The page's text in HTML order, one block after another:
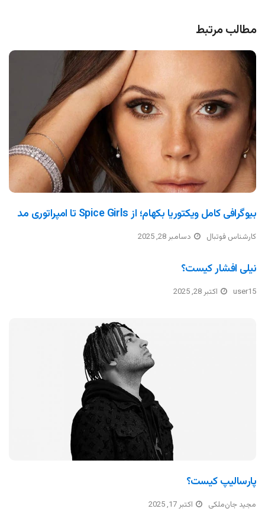
مطالب مرتبط
بیوگرافی کامل ویکتوریا بکهام؛ از Spice Girls تا امپراتوری مد
کارشناس فوتبال دسامبر 28, 2025
نیلی افشار کیست؟
user15 اکتبر 28, 2025
پارسالیپ کیست؟
مجید جان‌ملکی اکتبر 17, 2025